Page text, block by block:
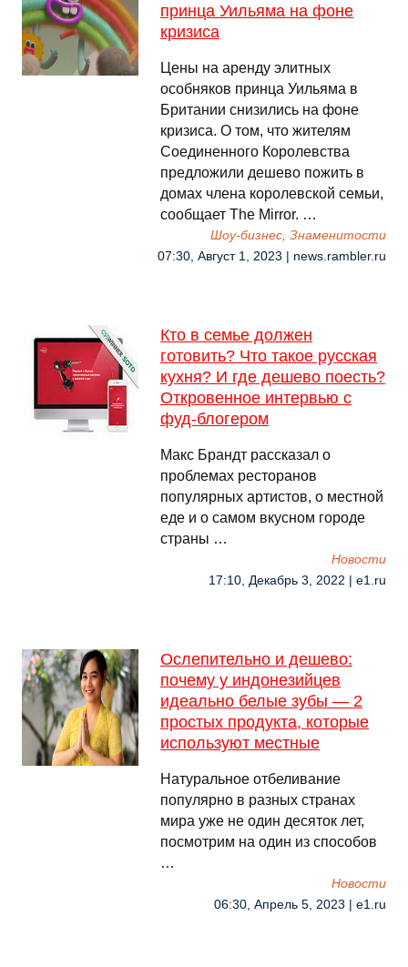
принца Уильяма на фоне
кризиса
Цены на аренду элитных
особняков принца Уильяма в
Британии снизились на фоне
кризиса. О том, что жителям
Соединенного Королевства
предложили дешево пожить в
домах члена королевской семьи,
сообщает The Mirror. …
Шоу-бизнес, Знаменитости
07:30, Август 1, 2023 | news.rambler.ru
Кто в семье должен
готовить? Что такое русская
кухня? И где дешево поесть?
Откровенное интервью с
фуд-блогером
Макс Брандт рассказал о
проблемах ресторанов
популярных артистов, о местной
еде и о самом вкусном городе
страны …
Новости
17:10, Декабрь 3, 2022 | e1.ru
Ослепительно и дешево:
почему у индонезийцев
идеально белые зубы — 2
простых продукта, которые
используют местные
Натуральное отбеливание
популярно в разных странах
мира уже не один десяток лет,
посмотрим на один из способов
…
Новости
06:30, Апрель 5, 2023 | e1.ru